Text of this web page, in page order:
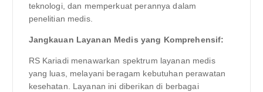
teknologi, dan memperkuat perannya dalam
penelitian medis.
Jangkauan Layanan Medis yang Komprehensif:
RS Kariadi menawarkan spektrum layanan medis
yang luas, melayani beragam kebutuhan perawatan
kesehatan. Layanan ini diberikan di berbagai